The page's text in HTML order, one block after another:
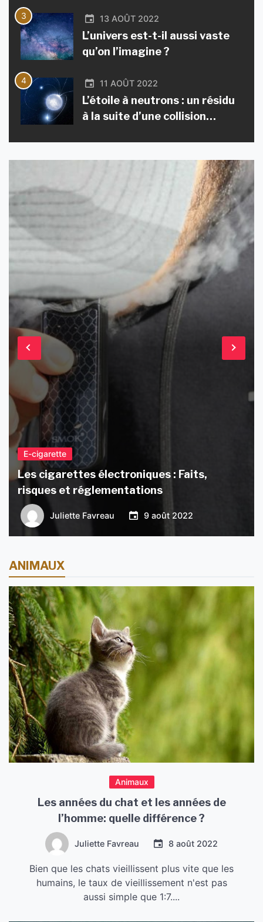
3 13 AOÛT 2022
L’univers est-t-il aussi vaste
qu’on l’imagine ?
4 11 AOÛT 2022
L’étoile à neutrons : un résidu
à la suite d’une collision
ANIMAUX
Animaux
Les années du chat et les années de
l’homme: quelle différence ?
Juliette Favreau 8 août 2022
Bien que les chats vieillissent plus vite que les
humains, le taux de vieillissement n'est pas
aussi simple que 1:7....
E-cigarette
Les cigarettes électroniques : Faits,
risques et réglementations
Juliette Favreau 9 août 2022